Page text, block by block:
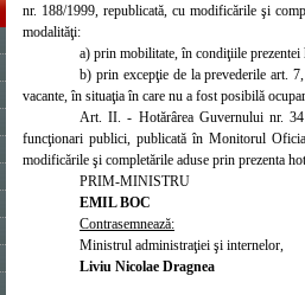
nr. 188/1999, republicată, cu modificările şi
modalităţi:
a) prin mobilitate, în condiţiile prezentei
b) prin excepţie de la prevederile art.
vacante, în situaţia în care nu a fost posibilă
Art. II.- Hotărârea Guvernului nr.
funcţionari publici, publicată în Monitorul
modificările şi completările aduse prin prezenta
PRIM-MINISTRU
EMIL BOC
Contrasemnează:
Ministrul administraţiei şi internelor,
Liviu Nicolae Dragnea